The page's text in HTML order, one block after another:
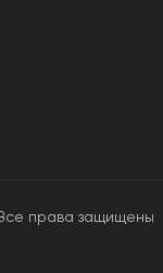
права защищены